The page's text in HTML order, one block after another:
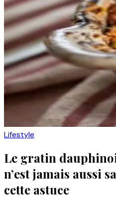
Lifestyle
Le gratin
n’est jamais aussi
cette astuce